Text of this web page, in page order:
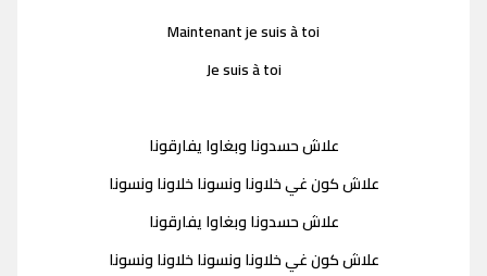
Maintenant je suis à toi
Je suis à toi
علاش حسدونا وبغاوا يفارقونا
علاش كون غي خلاونا ونسونا خلاونا ونسونا
علاش حسدونا وبغاوا يفارقونا
علاش كون غي خلاونا ونسونا خلاونا ونسونا